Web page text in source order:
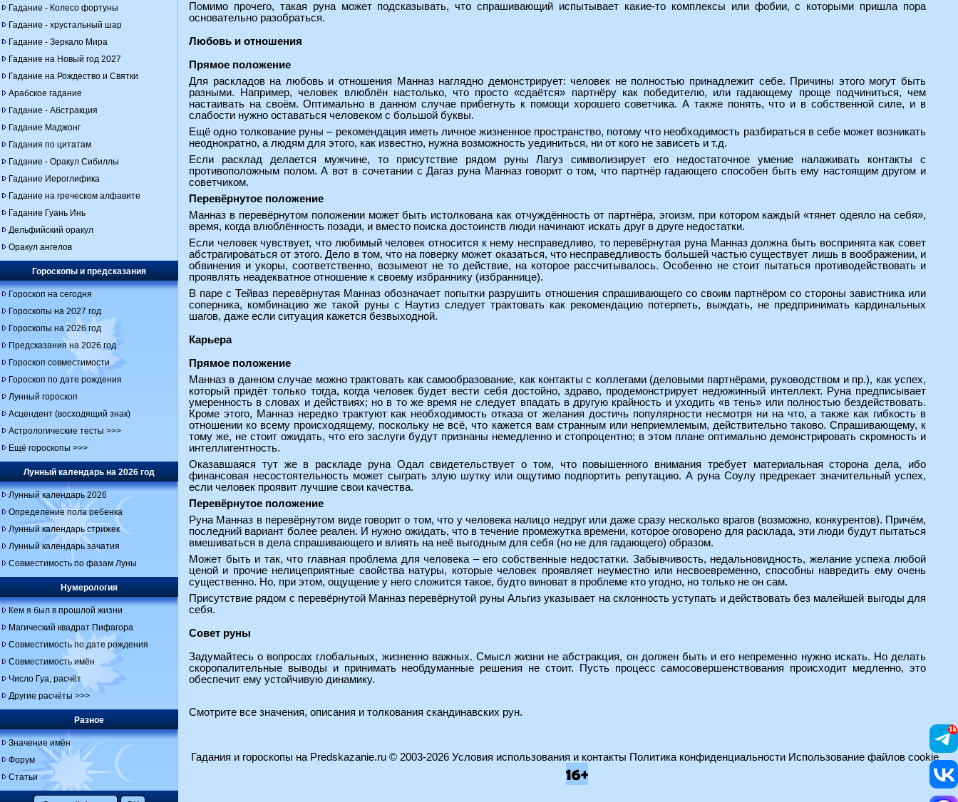
Помимо прочего, такая руна может подсказывать, что спрашивающий испытывает какие-то комплексы или фобии, с которыми пришла пора
основательно разобраться.
Любовь и отношения
Прямое положение
Для раскладов на любовь и отношения Манназ наглядно демонстрирует: человек не полностью принадлежит себе. Причины этого могут быть
разными. Например, человек влюблён настолько, что просто «сдаётся» партнёру как победителю, или гадающему проще подчиниться, чем
настаивать на своём. Оптимально в данном случае прибегнуть к помощи хорошего советчика. А также понять, что и в собственной силе, и в
слабости нужно оставаться человеком с большой буквы.
Ещё одно толкование руны – рекомендация иметь личное жизненное пространство, потому что необходимость разбираться в себе может возникать
неоднократно, а людям для этого, как известно, нужна возможность уединиться, ни от кого не зависеть и т.д.
Если расклад делается мужчине, то присутствие рядом руны Лагуз символизирует его недостаточное умение налаживать контакты с
противоположным полом. А вот в сочетании с Дагаз руна Манназ говорит о том, что партнёр гадающего способен быть ему настоящим другом и
советчиком.
Перевёрнутое положение
Манназ в перевёрнутом положении может быть истолкована как отчуждённость от партнёра, эгоизм, при котором каждый «тянет одеяло на себя»,
время, когда влюблённость позади, и вместо поиска достоинств люди начинают искать друг в друге недостатки.
Если человек чувствует, что любимый человек относится к нему несправедливо, то перевёрнутая руна Манназ должна быть воспринята как совет
абстрагироваться от этого. Дело в том, что на поверку может оказаться, что несправедливость большей частью существует лишь в воображении, и
обвинения и укоры, соответственно, возымеют не то действие, на которое рассчитывалось. Особенно не стоит пытаться противодействовать и
проявлять неадекватное отношение к своему избраннику (избраннице).
В паре с Тейваз перевёрнутая Манназ обозначает попытки разрушить отношения спрашивающего со своим партнёром со стороны завистника или
соперника, комбинацию же такой руны с Наутиз следует трактовать как рекомендацию потерпеть, выждать, не предпринимать кардинальных
шагов, даже если ситуация кажется безвыходной.
Карьера
Прямое положение
Манназ в данном случае можно трактовать как самообразование, как контакты с коллегами (деловыми партнёрами, руководством и пр.), как успех,
который придёт только тогда, когда человек будет вести себя достойно, здраво, продемонстрирует недюжинный интеллект. Руна предписывает
умеренность в словах и действиях; но в то же время не следует впадать в другую крайность и уходить «в тень» или полностью бездействовать.
Кроме этого, Манназ нередко трактуют как необходимость отказа от желания достичь популярности несмотря ни на что, а также как гибкость в
отношении ко всему происходящему, поскольку не всё, что кажется вам странным или неприемлемым, действительно таково. Спрашивающему, к
тому же, не стоит ожидать, что его заслуги будут признаны немедленно и стопроцентно; в этом плане оптимально демонстрировать скромность и
интеллигентность.
Оказавшаяся тут же в раскладе руна Одал свидетельствует о том, что повышенного внимания требует материальная сторона дела, ибо
финансовая несостоятельность может сыграть злую шутку или ощутимо подпортить репутацию. А руна Соулу предрекает значительный успех,
если человек проявит лучшие свои качества.
Перевёрнутое положение
Руна Манназ в перевёрнутом виде говорит о том, что у человека налицо недруг или даже сразу несколько врагов (возможно, конкурентов). Причём,
последний вариант более реален. И нужно ожидать, что в течение промежутка времени, которое оговорено для расклада, эти люди будут пытаться
вмешиваться в дела спрашивающего и влиять на неё выгодным для себя (но не для гадающего) образом.
Может быть и так, что главная проблема для человека – его собственные недостатки. Забывчивость, недальновидность, желание успеха любой
ценой и прочие нелицеприятные свойства натуры, которые человек проявляет неуместно или несвоевременно, способны навредить ему очень
существенно. Но, при этом, ощущение у него сложится такое, будто виноват в проблеме кто угодно, но только не он сам.
Присутствие рядом с перевёрнутой Манназ перевёрнутой руны Альгиз указывает на склонность уступать и действовать без малейшей выгоды для
себя.
Совет руны
Задумайтесь о вопросах глобальных, жизненно важных. Смысл жизни не абстракция, он должен быть и его непременно нужно искать. Но делать
скоропалительные выводы и принимать необдуманные решения не стоит. Пусть процесс самосовершенствования происходит медленно, это
обеспечит ему устойчивую динамику.
Смотрите все значения, описания и толкования скандинавских рун.
Гадание - Колесо фортуны
Гадание - хрустальный шар
Гадание - Зеркало Мира
Гадание на Новый год 2027
Гадание на Рождество и Святки
Арабское гадание
Гадание - Абстракция
Гадание Маджонг
Гадания по цитатам
Гадание - Оракул Сибиллы
Гадание Иероглифика
Гадание на греческом алфавите
Гадание Гуань Инь
Дельфийский оракул
Оракул ангелов
Гороскопы и предсказания
Гороскоп на сегодня
Гороскопы на 2027 год
Гороскопы на 2026 год
Предсказания на 2026 год
Гороскоп совместимости
Гороскоп по дате рождения
Лунный гороскоп
Асцендент (восходящий знак)
Астрологические тесты >>>
Ещё гороскопы >>>
Лунный календарь на 2026 год
Лунный календарь 2026
Определение пола ребенка
Лунный календарь стрижек
Лунный календарь зачатия
Совместимость по фазам Луны
Нумерология
Кем я был в прошлой жизни
Магический квадрат Пифагора
Совместимость по дате рождения
Совместимость имён
Число Гуа, расчёт
Другие расчёты >>>
Разное
Значение имён
Форум
Статьи
Гадания и гороскопы на Predskazanie.ru© 2003-2026 Условия использования и контакты Политика конфиденциальности Использование файлов cookie